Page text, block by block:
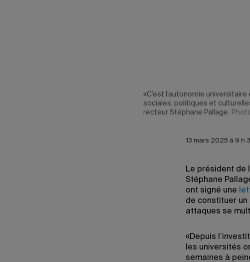
«C’est l’autonomie
sociales, politiques et
recteur Stéphane Pallage.
13 mars 2025 à 9 h
Le président de
Stéphane
ont signé une
de constituer un
attaques se
«Depuis
les universités
semaines à